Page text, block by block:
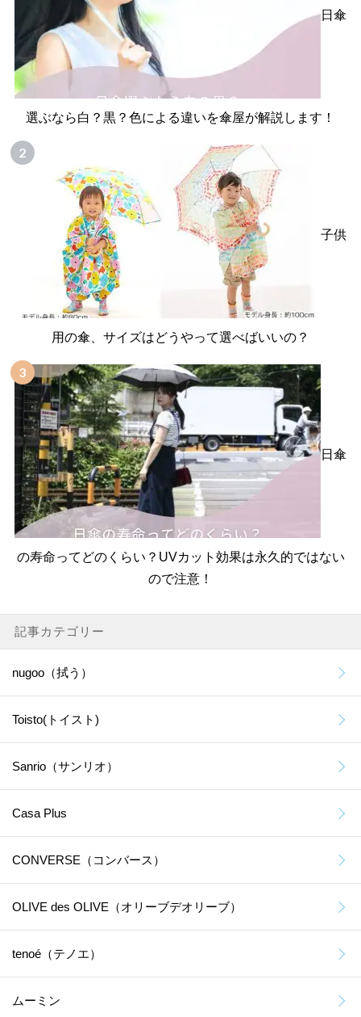
日傘
選ぶなら白？黒？色による違いを傘屋が解説します！
子供
用の傘、サイズはどうやって選べばいいの？
日傘
の寿命ってどのくらい？UVカット効果は永久的ではない
ので注意！
記事カテゴリー
nugoo（拭う）
Toisto(トイスト)
Sanrio（サンリオ）
Casa Plus
CONVERSE（コンバース）
OLIVE des OLIVE（オリーブデオリーブ）
tenoé（テノエ）
ムーミン